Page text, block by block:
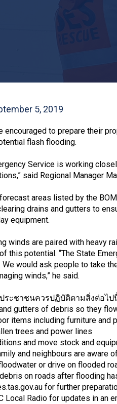
5, 2019
encouraged to prepare their
flash flooding.
Service is working
said Regional Manager
areas listed by the
drains and gutters to
equipment.
winds are paired with heavy
this potential. “The State
We would ask people to take
winds,” he said.
ระชาชนควรปฏิบัติตามสิ่งต่อไ
gutters of debris so they
items including furniture and
trees and power lines
and move stock and
and neighbours are aware
or drive on flooded
on roads after flooding
for further
Local Radio for updates in an